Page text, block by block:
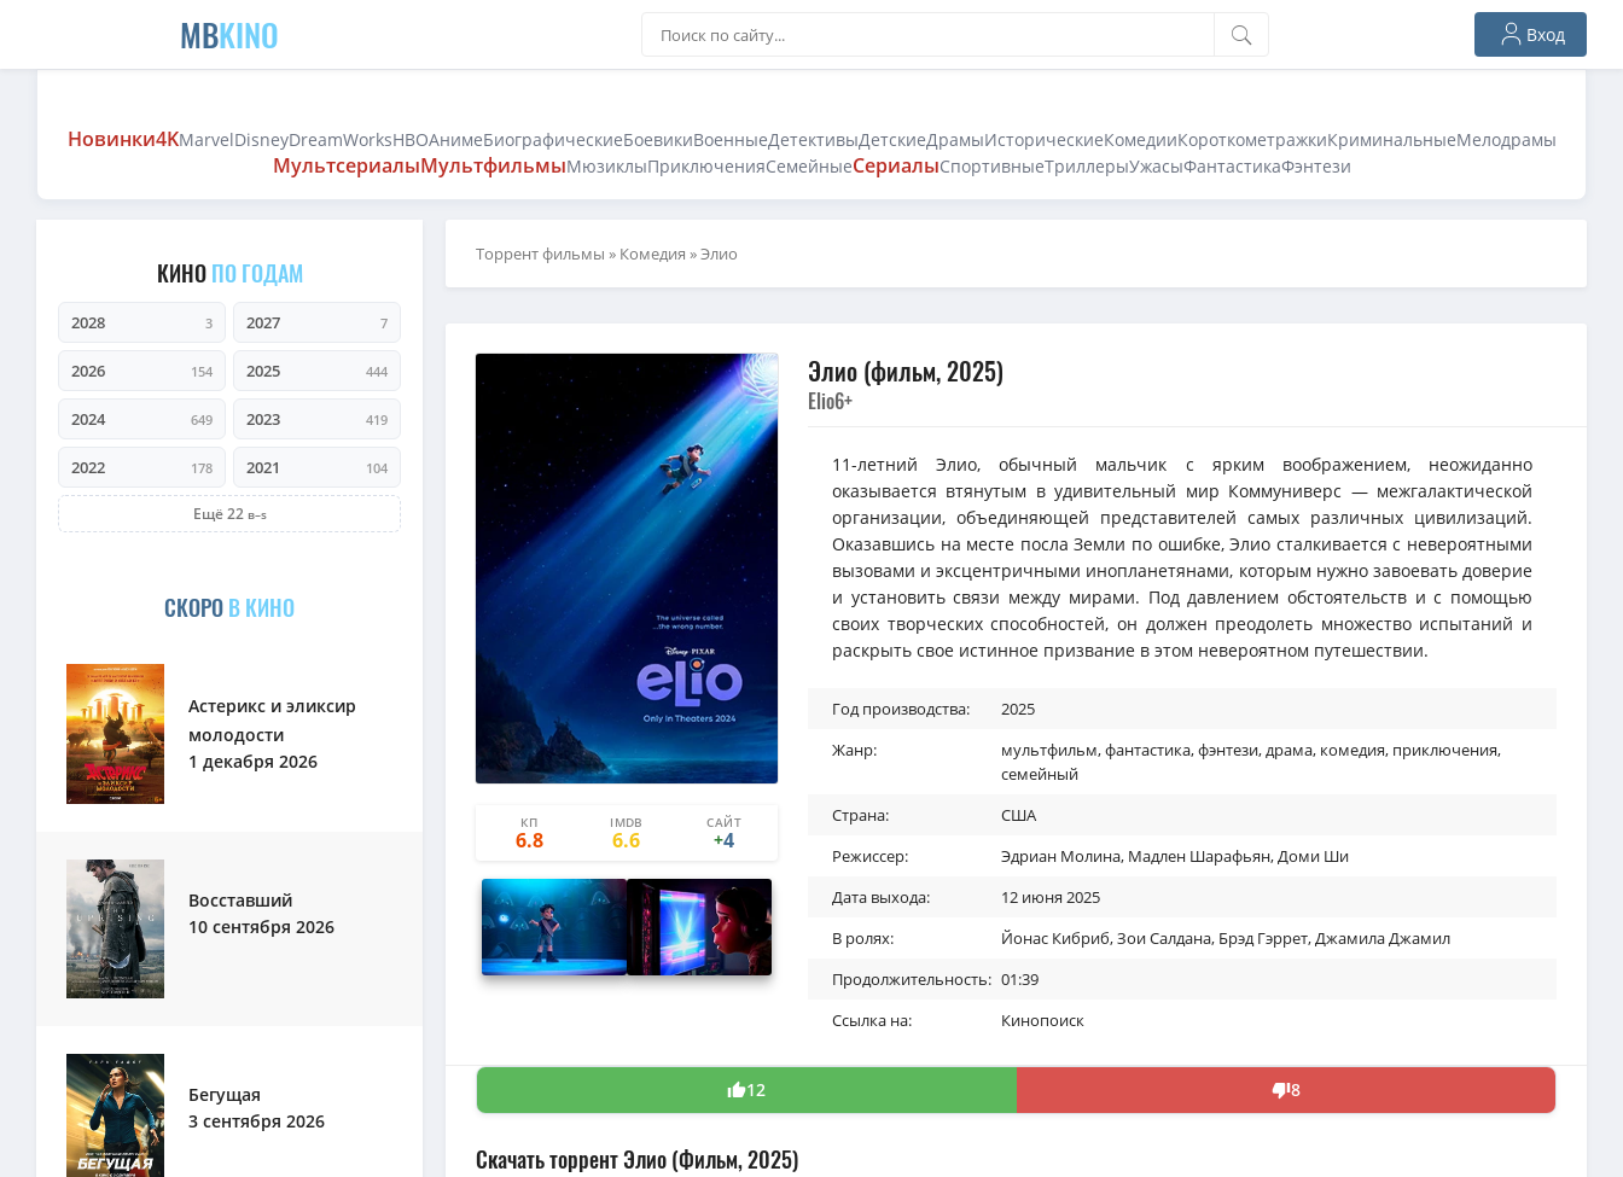
MBKINO Вход
Новинки4KMarvelDisneyDreamWorksHBOАнимеБиографическиеБоевикиВоенныеДетективыДетскиеДрамыИсторическиеКомедииКороткометражкиКриминальныеМелодрамы
МультсериалыМультфильмыМюзиклыПриключенияСемейныеСериалыСпортивныеТриллерыУжасыФантастикаФэнтези
КИНОПО ГОДАМ
2028 3 2027 7
2026 154 2025 444
2024 649 2023 419
2022 178 2021 104
Ещё 22
СКОРОВ КИНО
Астерикс и эликсир
молодости
1 декабря 2026
Восставший
10 сентября 2026
Бегущая
3 сентября 2026
Торрент фильмы » Комедия » Элио
КП
6.8
IMDB
6.6
САЙТ
12
+4
Элио (фильм, 2025)
Elio6+
11-летний Элио, обычный мальчик с ярким воображением, неожиданно
оказывается втянутым в удивительный мир Коммуниверс — межгалактической
организации, объединяющей представителей самых различных цивилизаций.
Оказавшись на месте посла Земли по ошибке, Элио сталкивается с невероятными
вызовами и эксцентричными инопланетянами, которым нужно завоевать доверие
и установить связи между мирами. Под давлением обстоятельств и с помощью
своих творческих способностей, он должен преодолеть множество испытаний и
раскрыть свое истинное призвание в этом невероятном путешествии.
Год производства:
2025
Жанр:
мультфильм,фантастика,фэнтези,драма, комедия, приключения,
семейный
Страна:
США
Режиссер:
Эдриан Молина, Мадлен Шарафьян,Доми Ши
Дата выхода:
12 июня 2025
В ролях:
Йонас Кибриб,Зои Салдана, Брэд Гэррет,Джамила Джамил
Продолжительность: 01:39
Ссылка на:
Кинопоиск
12 8
Скачать торрент Элио (Фильм, 2025)